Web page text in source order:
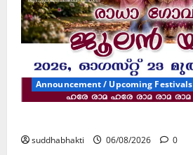
Announcement / Upcoming Festivals
suddhabhakti 06/08/2026 0